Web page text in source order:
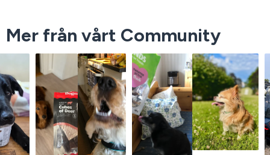
Mer från vårt Community